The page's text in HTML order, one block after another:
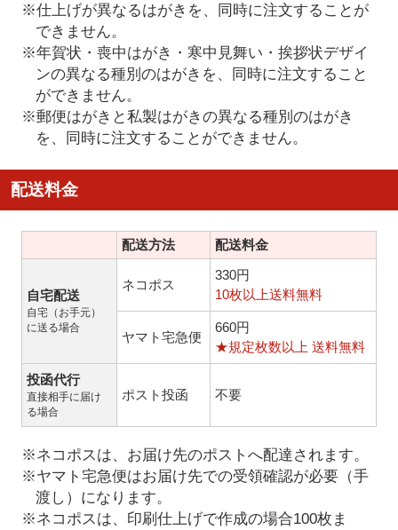
※仕上げが異なるはがきを、同時に注文することが
できません。
※年賀状・喪中はがき・寒中見舞い・挨拶状デザイ
ンの異なる種別のはがきを、同時に注文すること
ができません。
※郵便はがきと私製はがきの異なる種別のはがき
を、同時に注文することができません。
配送料金
配送方法 配送料金
自宅配送
自宅（お手元）
に送る場合
ネコポス
330円
10枚以上送料無料
ヤマト宅急便
660円
★規定枚数以上 送料無料
投函代行
直接相手に届け
る場合
ポスト投函 不要
※ネコポスは、お届け先のポストへ配達されます。
※ヤマト宅急便はお届け先での受領確認が必要（手
渡し）になります。
※ネコポスは、印刷仕上げで作成の場合100枚ま